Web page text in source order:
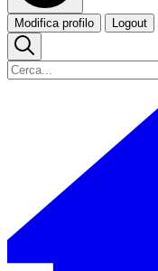
Modifica profilo Logout